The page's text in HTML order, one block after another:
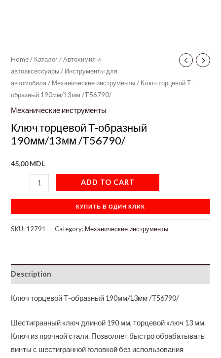
Home/ Каталог/Автохимия и
автоаксессуары/ Инструменты для
автомобиля / Механические инструменты/ Ключ торцевой Т-
образный 190мм/13мм /T56790/
Механические инструменты
Ключ торцевой Т-образный
190мм/13мм /T56790/
45,00MDL
ADD TO CART
КУПИТЬ В ОДИН КЛИК
SKU: 12791 Category: Механические инструменты
Description
Ключ торцевой Т-образный 190мм/13мм /T56790/
Шестигранный ключ длиной 190 мм, торцевой ключ 13 мм.
Ключ из прочной стали. Позволяет быстро обрабатывать
винты с шестигранной головкой без использования